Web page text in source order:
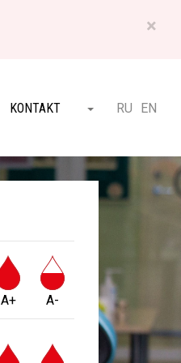
×
KONTAKT Otsi ET
RU EN
A+ A-